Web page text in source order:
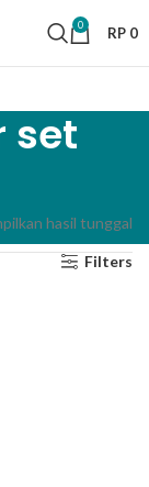
0 RP 0
set
hasil tunggal
Filters